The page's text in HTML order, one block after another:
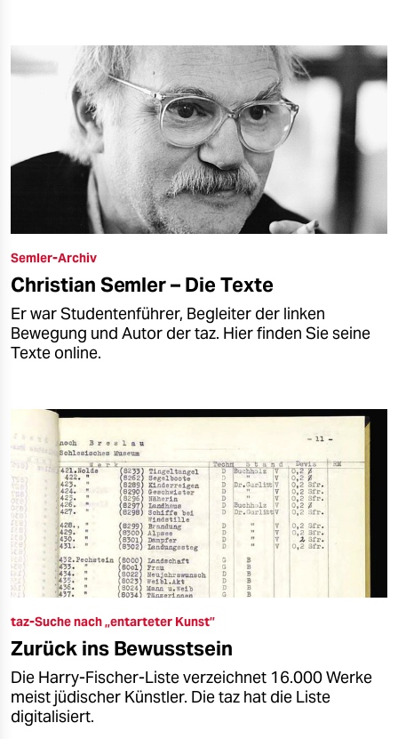
Semler-Archiv
Christian Semler – Die Texte
Er war Studentenführer, Begleiter der linken
Bewegung und Autor der taz. Hier finden Sie seine
Texte online.
taz-Suche nach „entarteter Kunst”
Zurück ins Bewusstsein
Die Harry-Fischer-Liste verzeichnet 16.000 Werke
meist jüdischer Künstler. Die taz hat die Liste
digitalisiert.